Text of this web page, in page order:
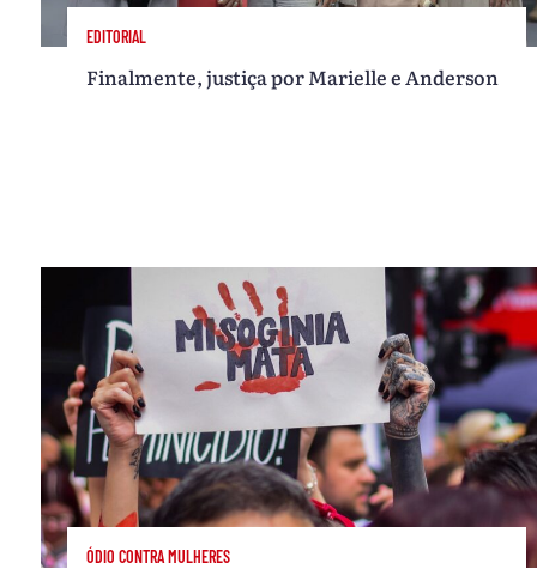
EDITORIAL
Finalmente, justiça por Marielle e Anderson
ÓDIO CONTRA MULHERES